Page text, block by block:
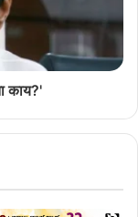
काय?'